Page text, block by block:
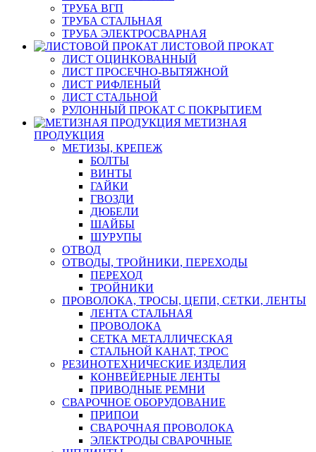
ТРУБА ВГП
ТРУБА СТАЛЬНАЯ
ТРУБА ЭЛЕКТРОСВАРНАЯ
ЛИСТОВОЙ ПРОКАТ
ЛИСТ ОЦИНКОВАННЫЙ
ЛИСТ ПРОСЕЧНО-ВЫТЯЖНОЙ
ЛИСТ РИФЛЕНЫЙ
ЛИСТ СТАЛЬНОЙ
РУЛОННЫЙ ПРОКАТ С ПОКРЫТИЕМ
МЕТИЗНАЯ
ПРОДУКЦИЯ
МЕТИЗЫ, КРЕПЕЖ
БОЛТЫ
ВИНТЫ
ГАЙКИ
ГВОЗДИ
ДЮБЕЛИ
ШАЙБЫ
ШУРУПЫ
ОТВОД
ОТВОДЫ, ТРОЙНИКИ, ПЕРЕХОДЫ
ПЕРЕХОД
ТРОЙНИКИ
ПРОВОЛОКА, ТРОСЫ, ЦЕПИ, СЕТКИ, ЛЕНТЫ
ЛЕНТА СТАЛЬНАЯ
ПРОВОЛОКА
СЕТКА МЕТАЛЛИЧЕСКАЯ
СТАЛЬНОЙ КАНАТ, ТРОС
РЕЗИНОТЕХНИЧЕСКИЕ ИЗДЕЛИЯ
КОНВЕЙЕРНЫЕ ЛЕНТЫ
ПРИВОДНЫЕ РЕМНИ
СВАРОЧНОЕ ОБОРУДОВАНИЕ
ПРИПОИ
СВАРОЧНАЯ ПРОВОЛОКА
ЭЛЕКТРОДЫ СВАРОЧНЫЕ